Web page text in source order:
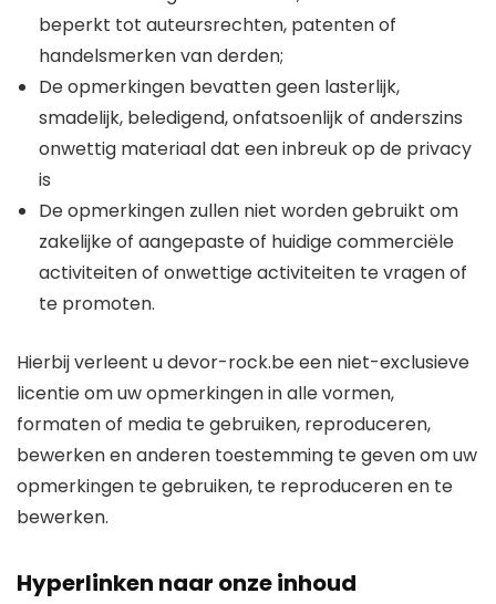
beperkt tot auteursrechten, patenten of
handelsmerken van derden;
De opmerkingen bevatten geen lasterlijk,
smadelijk, beledigend, onfatsoenlijk of anderszins
onwettig materiaal dat een inbreuk op de privacy
is
De opmerkingen zullen niet worden gebruikt om
zakelijke of aangepaste of huidige commerciële
activiteiten of onwettige activiteiten te vragen of
te promoten.
Hierbij verleent u devor-rock.be een niet-exclusieve
licentie om uw opmerkingen in alle vormen,
formaten of media te gebruiken, reproduceren,
bewerken en anderen toestemming te geven om uw
opmerkingen te gebruiken, te reproduceren en te
bewerken.
Hyperlinken naar onze inhoud